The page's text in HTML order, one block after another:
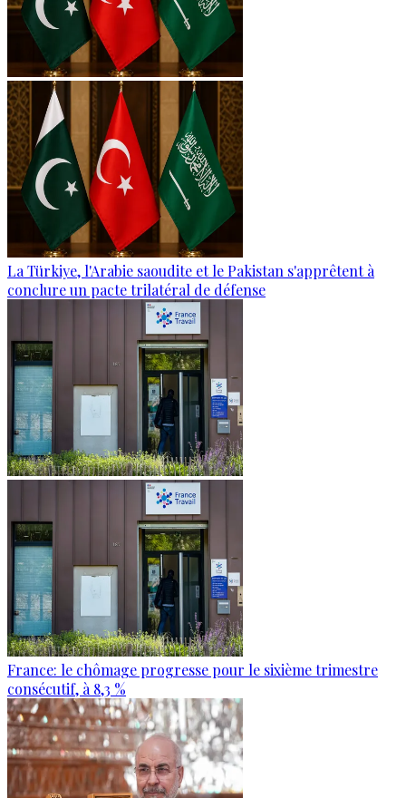
La Türkiye, l'Arabie saoudite et le Pakistan s'apprêtent à
conclure un pacte trilatéral de défense
France: le chômage progresse pour le sixième trimestre
consécutif, à 8,3 %